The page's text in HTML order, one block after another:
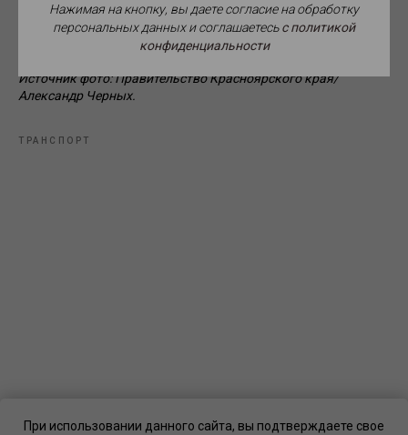
При использовании данного сайта, вы подтверждаете свое
Источник фото: Правительство Красноярского края/
Александр Черных.
ТРАНСПОРТ
Нажимая на кнопку, вы даете согласие на обработку
персональных данных и соглашаетесьc политикой
конфиденциальности